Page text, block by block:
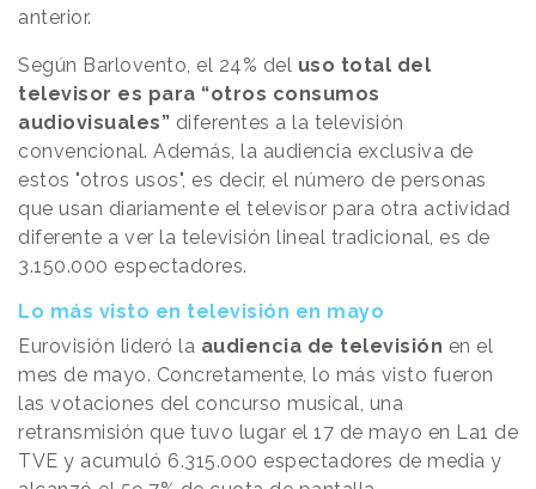
anterior.
Según Barlovento, el 24% del uso total del
televisor es para “otros consumos
audiovisuales” diferentes a la televisión
convencional. Además, la audiencia exclusiva de
estos "otros usos", es decir, el número de personas
que usan diariamente el televisor para otra actividad
diferente a ver la televisión lineal tradicional, es de
3.150.000 espectadores.
Lo más visto en televisión en mayo
Eurovisión lideró la audiencia de televisión en el
mes de mayo. Concretamente, lo más visto fueron
las votaciones del concurso musical, una
retransmisión que tuvo lugar el 17 de mayo en La1 de
TVE y acumuló 6.315.000 espectadores de media y